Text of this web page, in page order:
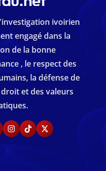
ivoirien
engagé dans la
de la bonne
, le respect des
la défense de
droit et des valeurs